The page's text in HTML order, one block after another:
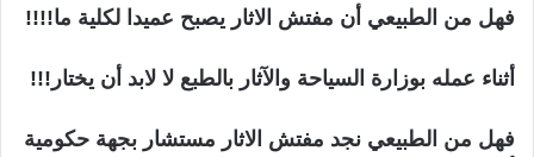
فهل من الطبيعي أن مفتش الاثار يصبح عميدا لكلية ما!!!!
أثناء عمله بوزارة السياحة والآثار بالطبع لا لابد أن يختار!!!
فهل من الطبيعي نجد مفتش الاثار مستشار بجهة حكومية